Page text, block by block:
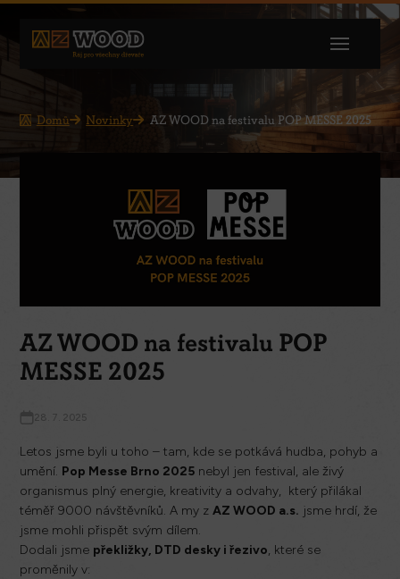
Domů Novinky AZ WOOD na festivalu POP MESSE 2025
AZ WOOD na festivalu POP
MESSE 2025
28. 7. 2025
Letos jsme byli u toho – tam, kde se potkává hudba, pohyb a
umění. Pop Messe Brno 2025 nebyl jen festival, ale živý
organismus plný energie, kreativity a odvahy, který přilákal
téměř 9000 návštěvníků. A my zAZ WOOD a.s. jsme hrdí, že
jsme mohli přispět svým dílem.
Dodali jsme překližky, DTD desky i řezivo, které se
proměnily v: